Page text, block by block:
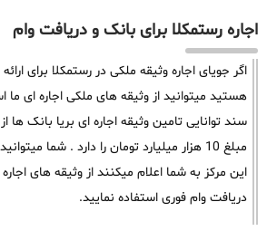
اجاره رستمکلا برای بانک و دریافت وام
اگر جویای اجاره وثیقه ملکی در رستمکلا برای
هستید میتوانید از وثیقه های ملکی اجاره ای ما
مبلغ 10 هزار میلیارد تومان را دارد . شما
این مرکز به شما اعلام میکنند از وثیقه های
دریافت وام فوری استفاده نمایید.